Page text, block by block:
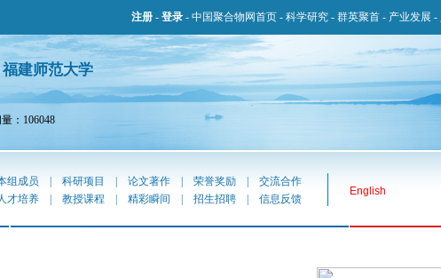
注册 - 登录 - 中国聚合物网首页 - 科学研究 - 群英聚首 - 产业发展 -
福建师范大学
：106048
组成员 科研项目 论文著作 荣誉奖励 交流合作
English
才培养 教授课程 精彩瞬间 招生招聘 信息反馈